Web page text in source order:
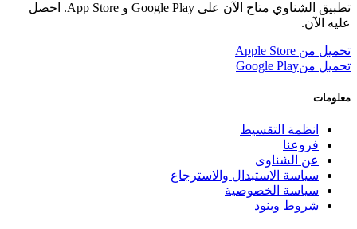
تطبيق الشناوي متاح الآن على Google Play و App Store. احصل
عليه الآن.
تحميل من Apple Store
تحميل منGoogle Play
معلومات
انظمة التقسيط
فروعنا
عن الشناوى
سياسة الاستبدال والاسترجاع
سياسة الخصوصية
شروط وبنود